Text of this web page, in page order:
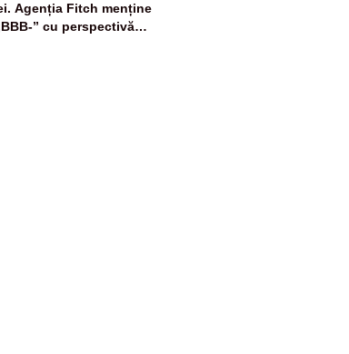
Agenția Fitch menține
” cu perspectivă